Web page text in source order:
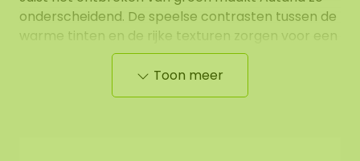
onderscheidend. De speelse contrasten tussen de
warme tinten en de rijke texturen zorgen voor een
dynamisch kunstwerk dat in elk interieur een
bijzondere plek verdient.Toon meer